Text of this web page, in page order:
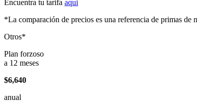
Encuentra tu tarifa aqui
*La comparación de precios es una referencia de primas de
Otros*
Plan forzoso
a 12 meses
$6,640
anual